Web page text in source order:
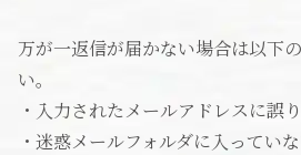
万が一返信が届かない場合は以下
い。
・入力されたメールアドレスに誤
・迷惑メールフォルダに入ってい